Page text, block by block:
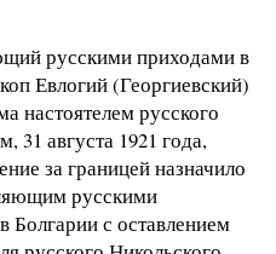
русскими приходами в
Евлогий (Георгиевский)
настоятелем русского
31 августа 1921 года,
за границей назначило
русскими
с оставлением